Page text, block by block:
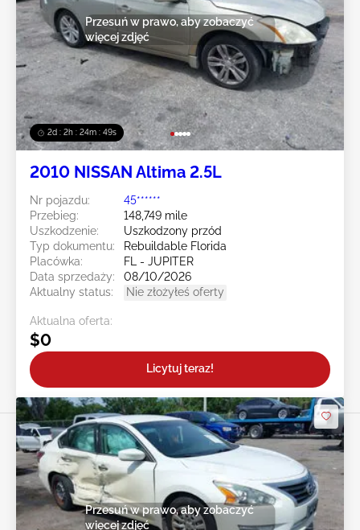
2d : 2h : 24m : 47s
Przesuń w prawo, aby zobaczyć
więcej zdjęć
2010 NISSAN Altima 2.5L
Nr pojazdu:
45******
Przebieg:
148,749 mile
Uszkodzenie:
Uszkodzony przód
Typ dokumentu:
Rebuildable Florida
Placówka:
FL - JUPITER
Data sprzedaży:
08/10/2026
Aktualny status:
Nie złożyłeś oferty
Aktualna oferta:
$0
Licytuj teraz!
Przesuń w prawo, aby zobaczyć
więcej zdjęć